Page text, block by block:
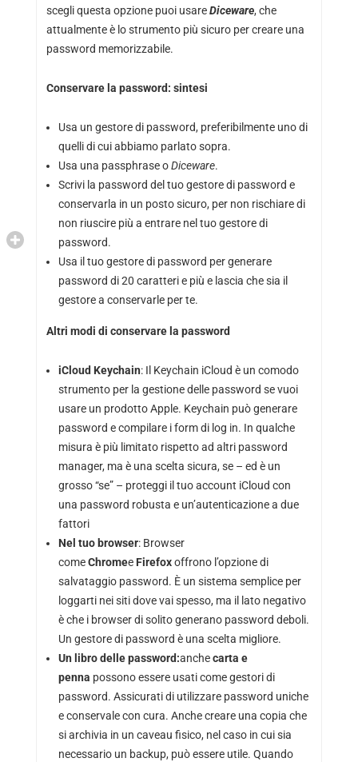
scegli questa opzione puoi usareDiceware, che
attualmente è lo strumento più sicuro per creare una
password memorizzabile.
Conservare la password: sintesi
Usa un gestore di password, preferibilmente uno di
quelli di cui abbiamo parlato sopra.
Usa una passphrase oDiceware.
Scrivi la password del tuo gestore di password e
conservarla in un posto sicuro, per non rischiare di
non riuscire più a entrare nel tuo gestore di
password.
Usa il tuo gestore di password per generare
password di 20 caratteri e più e lascia che sia il
gestore a conservarle per te.
Altri modi di conservare la password
iCloud Keychain: Il Keychain iCloud è un comodo
strumento per la gestione delle password se vuoi
usare un prodotto Apple. Keychain può generare
password e compilare i form di log in. In qualche
misura è più limitato rispetto ad altri password
manager, ma è una scelta sicura, se – ed è un
grosso “se” – proteggi il tuo account iCloud con
una password robusta e un’autenticazione a due
fattori
Nel tuo browser: Browser
comeChromee Firefoxoffrono l’opzione di
salvataggio password. È un sistema semplice per
loggarti nei siti dove vai spesso, ma il lato negativo
è che i browser di solito generano password deboli.
Un gestore di password è una scelta migliore.
Un libro delle password:anchecarta e
penna possono essere usati come gestori di
password. Assicurati di utilizzare password uniche
e conservale con cura. Anche creare una copia che
si archivia in un caveau fisico, nel caso in cui sia
necessario un backup, può essere utile. Quando